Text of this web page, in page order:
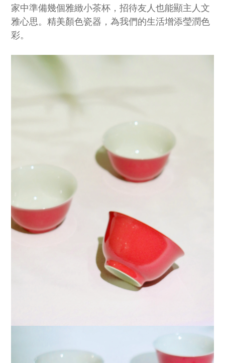
家中準備幾個雅緻小茶杯，招待友人也能顯主人文
雅心思。精美顏色瓷器，為我們的生活增添瑩潤色
彩。